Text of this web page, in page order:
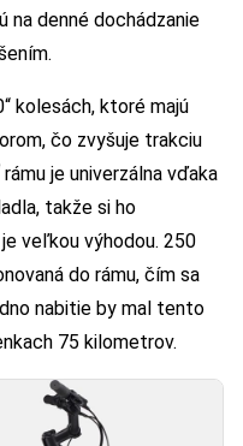
na denné dochádzanie
kolesách, ktoré majú
čo zvyšuje trakciu
je univerzálna vďaka
takže si ho
veľkou výhodou. 250
do rámu, čím sa
nabitie by mal tento
75 kilometrov.